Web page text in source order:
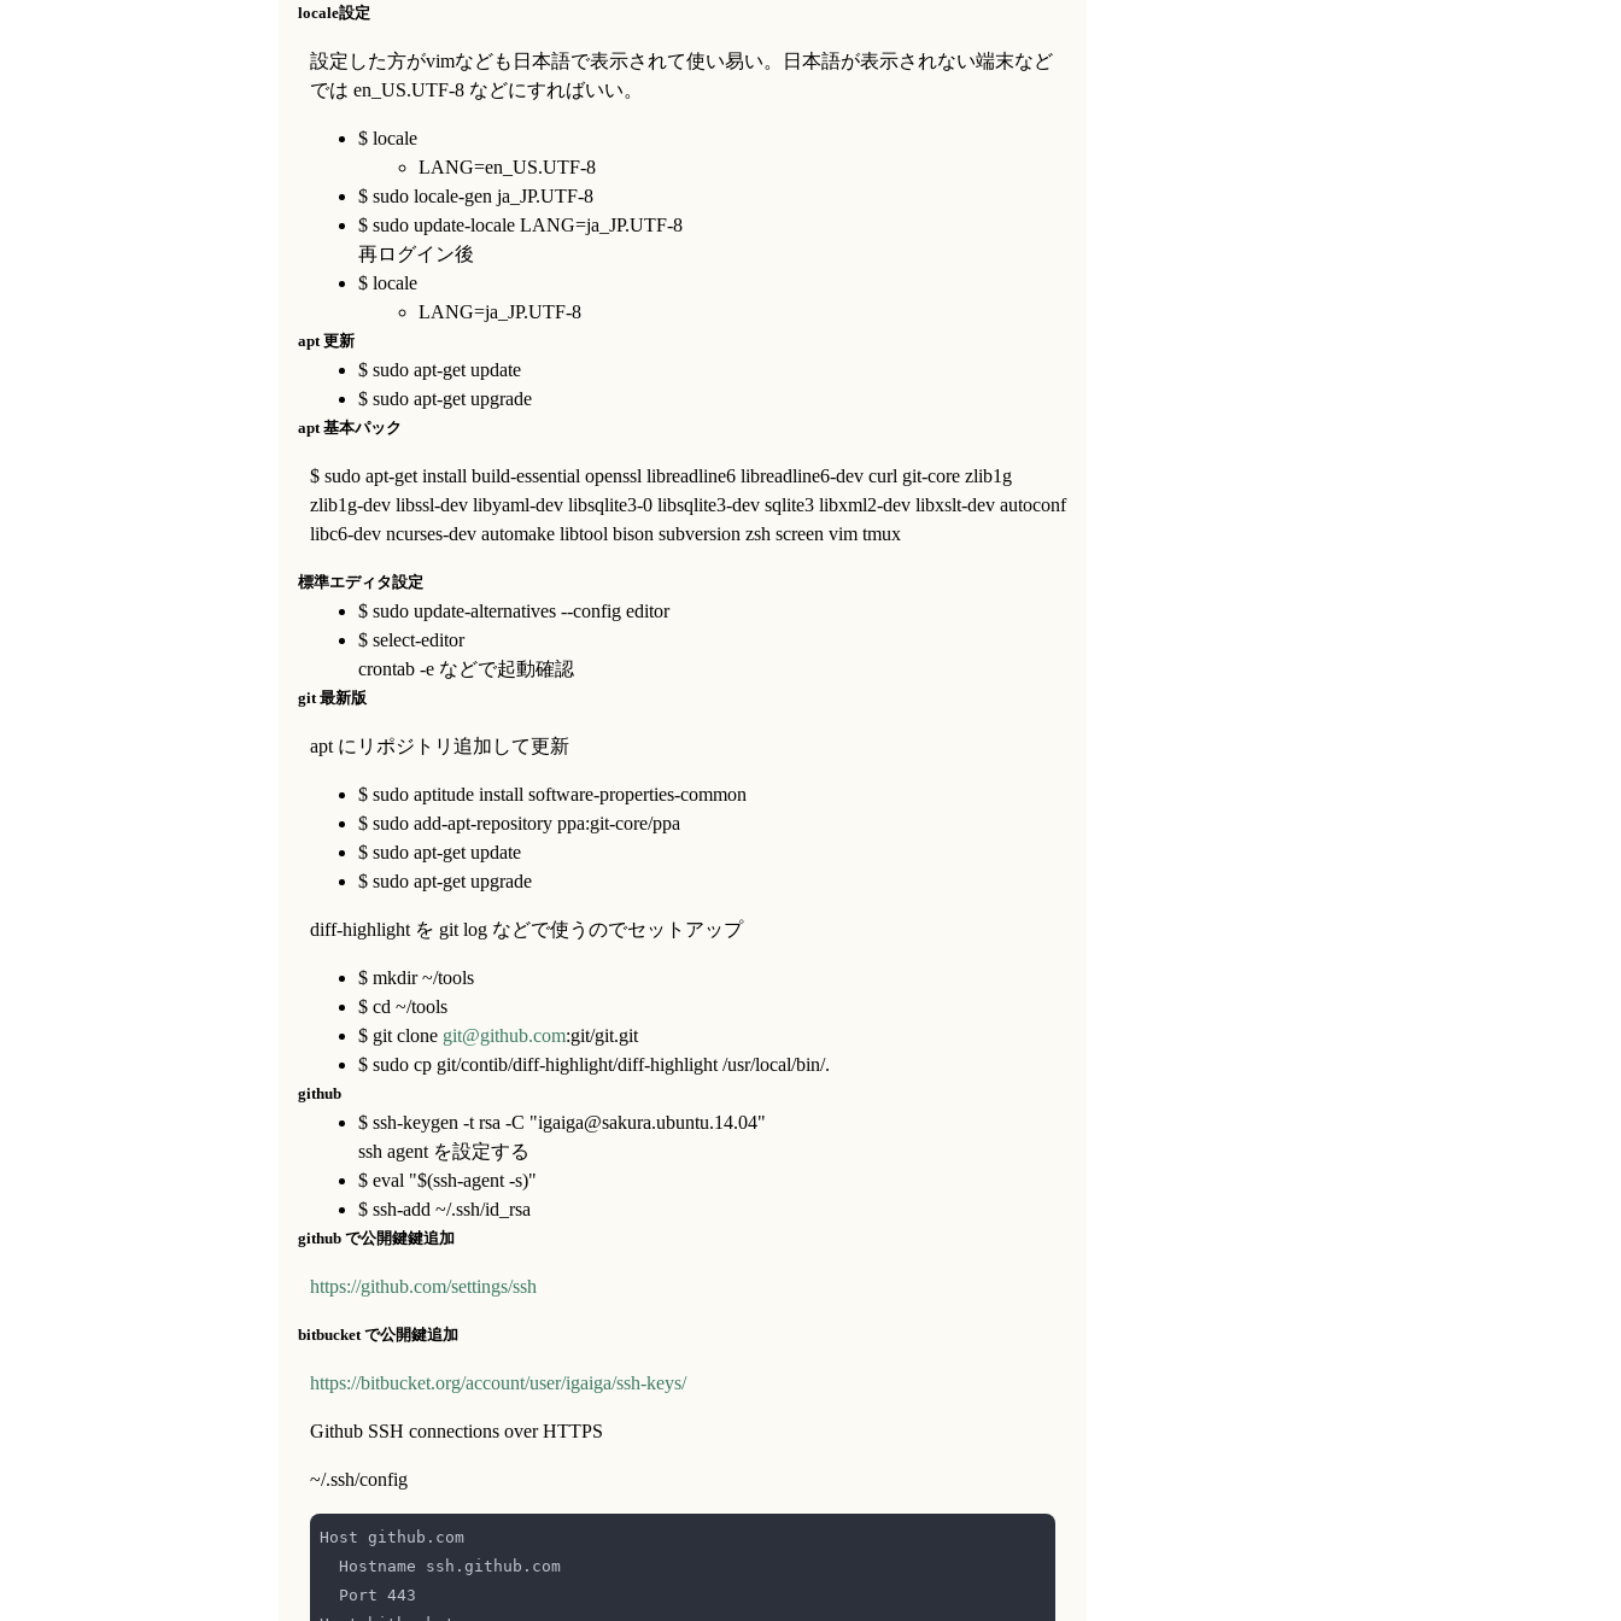
locale設定
設定した方がvimなども日本語で表示されて使い易い。日本語が表示されない端末など
では en_US.UTF-8 などにすればいい。
$ locale
LANG=en_US.UTF-8
$ sudo locale-gen ja_JP.UTF-8
$ sudo update-locale LANG=ja_JP.UTF-8
再ログイン後
$ locale
LANG=ja_JP.UTF-8
apt 更新
$ sudo apt-get update
$ sudo apt-get upgrade
apt 基本パック
$ sudo apt-get install build-essential openssl libreadline6 libreadline6-dev curl git-core zlib1g
zlib1g-dev libssl-dev libyaml-dev libsqlite3-0 libsqlite3-dev sqlite3 libxml2-dev libxslt-dev autoconf
libc6-dev ncurses-dev automake libtool bison subversion zsh screen vim tmux
標準エディタ設定
$ sudo update-alternatives --config editor
$ select-editor
crontab -e などで起動確認
git 最新版
apt にリポジトリ追加して更新
$ sudo aptitude install software-properties-common
$ sudo add-apt-repository ppa:git-core/ppa
$ sudo apt-get update
$ sudo apt-get upgrade
diff-highlight を git log などで使うのでセットアップ
$ mkdir ~/tools
$ cd ~/tools
$ git clone git@github.com:git/git.git
$ sudo cp git/contib/diff-highlight/diff-highlight /usr/local/bin/.
github
$ ssh-keygen -t rsa -C "igaiga@sakura.ubuntu.14.04"
ssh agent を設定する
$ eval "$(ssh-agent -s)"
$ ssh-add ~/.ssh/id_rsa
github で公開鍵鍵追加
https://github.com/settings/ssh
bitbucket で公開鍵追加
https://bitbucket.org/account/user/igaiga/ssh-keys/
Github SSH connections over HTTPS
~/.ssh/config